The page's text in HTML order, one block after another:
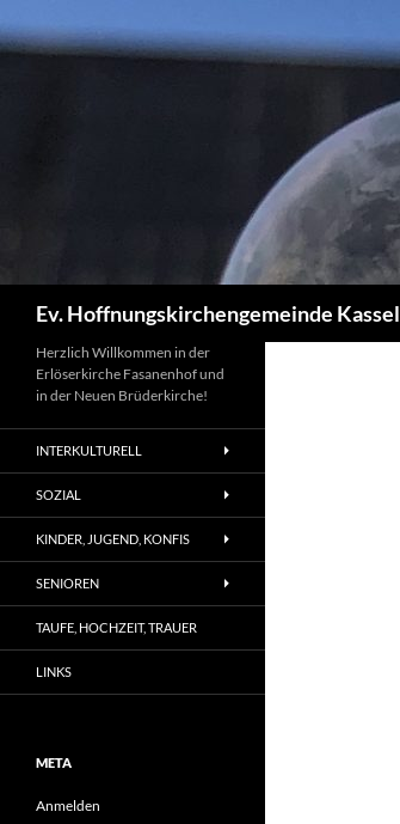
Inhalt
Ev. Hoffnungskirchengemeinde Kassel
Herzlich Willkommen in der
Erlöserkirche Fasanenhof und
in der Neuen Brüderkirche!
INTERKULTURELL
SOZIAL
KINDER, JUGEND, KONFIS
SENIOREN
TAUFE, HOCHZEIT, TRAUER
LINKS
META
Anmelden